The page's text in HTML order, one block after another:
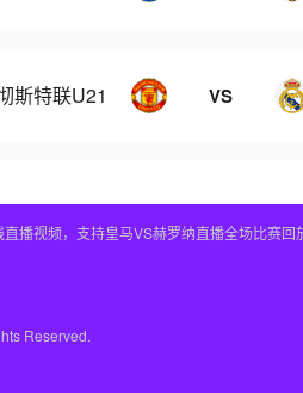
斯特联U21 VS
播视频，支持皇马VS赫罗纳直播全场比赛
Reserved.